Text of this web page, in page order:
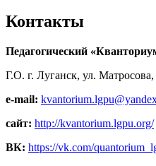
Контакты
Педагогический
Г.О. г. Луганск, ул. Матросова,
e-mail:
сайт: http://kvantorium.lgpu.org/
ВК: https://vk.com/